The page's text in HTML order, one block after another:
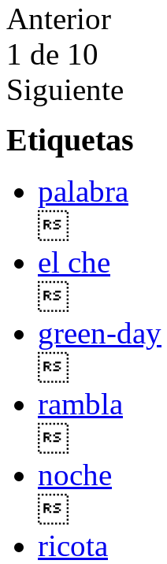
Anterior
1 de 10
Siguiente
Etiquetas
palabra
el che
green-day
rambla
noche
ricota